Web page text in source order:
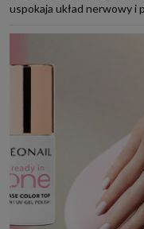
uspokaja układ nerwowy i